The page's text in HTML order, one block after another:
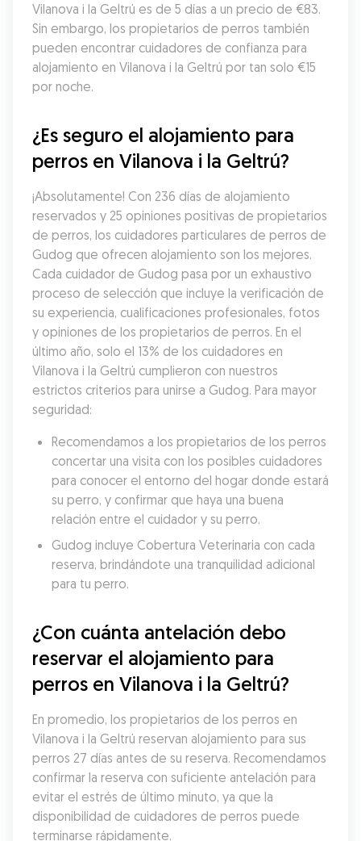
Vilanova i la Geltrú es de 5 días a un precio de €83.
Sin embargo, los propietarios de perros también
pueden encontrar cuidadores de confianza para
alojamiento en Vilanova i la Geltrú por tan solo €15
por noche.
¿Es seguro el alojamiento para
perros en Vilanova i la Geltrú?
¡Absolutamente! Con 236 días de alojamiento
reservados y 25 opiniones positivas de propietarios
de perros, los cuidadores particulares de perros de
Gudog que ofrecen alojamiento son los mejores.
Cada cuidador de Gudog pasa por un exhaustivo
proceso de selección que incluye la verificación de
su experiencia, cualificaciones profesionales, fotos
y opiniones de los propietarios de perros. En el
último año, solo el 13% de los cuidadores en
Vilanova i la Geltrú cumplieron con nuestros
estrictos criterios para unirse a Gudog. Para mayor
seguridad:
Recomendamos a los propietarios de los perros
concertar una visita con los posibles cuidadores
para conocer el entorno del hogar donde estará
su perro, y confirmar que haya una buena
relación entre el cuidador y su perro.
Gudog incluye Cobertura Veterinaria con cada
reserva, brindándote una tranquilidad adicional
para tu perro.
¿Con cuánta antelación debo
reservar el alojamiento para
perros en Vilanova i la Geltrú?
En promedio, los propietarios de los perros en
Vilanova i la Geltrú reservan alojamiento para sus
perros 27 días antes de su reserva. Recomendamos
confirmar la reserva con suficiente antelación para
evitar el estrés de último minuto, ya que la
disponibilidad de cuidadores de perros puede
terminarse rápidamente.